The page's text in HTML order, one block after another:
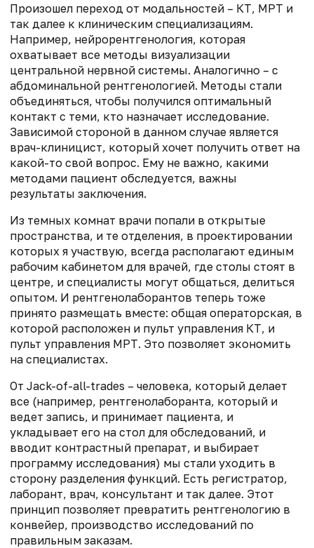
Произошел переход от модальностей – КТ, МРТ и
так далее к клиническим специализациям.
Например, нейрорентгенология, которая
охватывает все методы визуализации
центральной нервной системы. Аналогично – с
абдоминальной рентгенологией. Методы стали
объединяться, чтобы получился оптимальный
контакт с теми, кто назначает исследование.
Зависимой стороной в данном случае является
врач-клиницист, который хочет получить ответ на
какой-то свой вопрос. Ему не важно, какими
методами пациент обследуется, важны
результаты заключения.
Из темных комнат врачи попали в открытые
пространства, и те отделения, в проектировании
которых я участвую, всегда располагают единым
рабочим кабинетом для врачей, где столы стоят в
центре, и специалисты могут общаться, делиться
опытом. И рентгенолаборантов теперь тоже
принято размещать вместе: общая операторская, в
которой расположен и пульт управления КТ, и
пульт управления МРТ. Это позволяет экономить
на специалистах.
От Jack-of-all-trades – человека, который делает
все (например, рентгенолаборанта, который и
ведет запись, и принимает пациента, и
укладывает его на стол для обследований, и
вводит контрастный препарат, и выбирает
программу исследования) мы стали уходить в
сторону разделения функций. Есть регистратор,
лаборант, врач, консультант и так далее. Этот
принцип позволяет превратить рентгенологию в
конвейер, производство исследований по
правильным заказам.